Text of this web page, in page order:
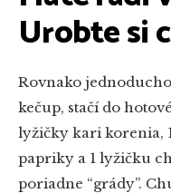
Urobte si
Rovnako
kečup, stačí do
lyžičky kari korenia,
papriky a 1 lyžičku
poriadne “grády”.